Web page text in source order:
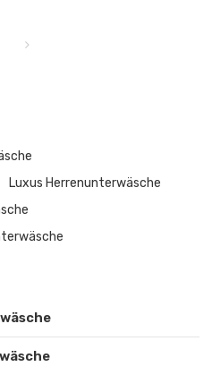
Luxus Herrenunterwäsche